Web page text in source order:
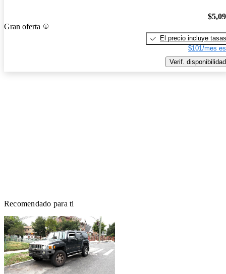
Gran oferta
El precio incluye tasas
$101/mes
Verif. disponibilidad
Recomendado para ti